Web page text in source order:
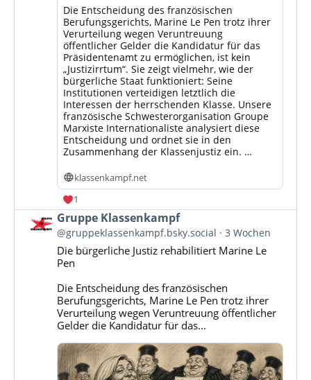
Die Entscheidung des französischen
Berufungsgerichts, Marine Le Pen trotz ihrer
Verurteilung wegen Veruntreuung
öffentlicher Gelder die Kandidatur für das
Präsidentenamt zu ermöglichen, ist kein
„Justizirrtum“. Sie zeigt vielmehr, wie der
bürgerliche Staat funktioniert: Seine
Institutionen verteidigen letztlich die
Interessen der herrschenden Klasse. Unsere
französische Schwesterorganisation Groupe
Marxiste Internationaliste analysiert diese
Entscheidung und ordnet sie in den
Zusammenhang der Klassenjustiz ein. …
klassenkampf.net
1
Beitrag
von
Gruppe
Klassenkampf
Bluesky
ansehen
Gruppe Klassenkampf
@gruppeklassenkampf.bsky.social 3 Wochen
Die bürgerliche Justiz rehabilitiert Marine Le
Pen
Die Entscheidung des französischen
Berufungsgerichts, Marine Le Pen trotz ihrer
Verurteilung wegen Veruntreuung öffentlicher
Gelder die Kandidatur für das...